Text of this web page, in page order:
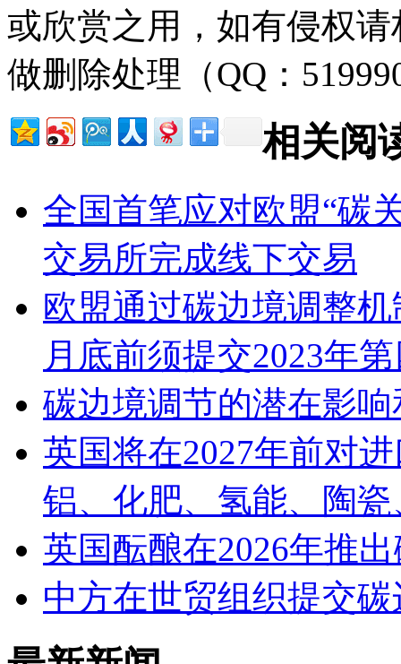
或欣赏之用，如有侵权
做删除处理（QQ：
相关阅
全国首笔应对欧盟“碳
交易所完成线下交易
欧盟通过碳边境调整
月底前须提交2023年
碳边境调节的潜在影
英国将在2027年前对
铝、化肥、氢能、陶
英国酝酿在2026年推
中方在世贸组织提交